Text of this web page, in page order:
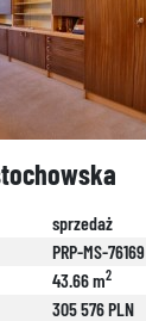
sprzedaż
PRP-MS-76169
43.66 m2
305 576 PLN